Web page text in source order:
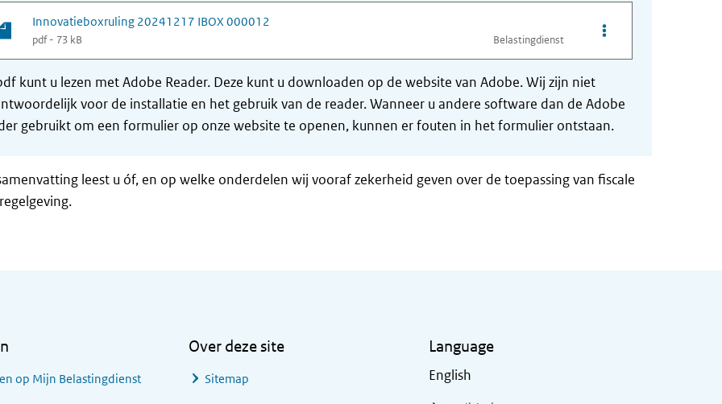
Innovatieboxruling 20241217 IBOX 000012
pdf - 73 kB Belastingdienst
Opties van bestand
kunt u lezen met Adobe Reader. Deze kunt u downloaden op de website van Adobe. Wij zijn niet
voor de installatie en het gebruik van de reader. Wanneer u andere software dan de Adobe
gebruikt om een formulier op onze website te openen, kunnen er fouten in het formulier ontstaan.
leest u óf, en op welke onderdelen wij vooraf zekerheid geven over de toepassing van fiscale
op Mijn Belastingdienst
Over deze site
Sitemap
Language
English